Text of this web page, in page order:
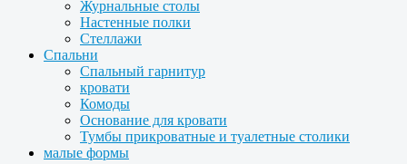
Журнальные столы
Настенные полки
Стеллажи
Спальни
Спальный гарнитур
кровати
Комоды
Основание для кровати
Тумбы прикроватные и туалетные столики
малые формы